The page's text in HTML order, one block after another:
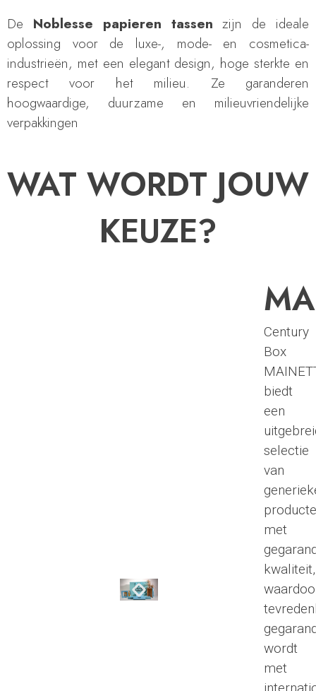
De Noblesse papieren tassen zijn de ideale
oplossing voor de luxe-, mode- en cosmetica-
industrieën, met een elegant design, hoge sterkte en
respect voor het milieu. Ze garanderen
hoogwaardige, duurzame en milieuvriendelijke
verpakkingen
WAT WORDT JOUW
KEUZE?
Century
Box
biedt
een
selectie
van
met
kwaliteit,
wordt
met